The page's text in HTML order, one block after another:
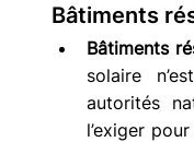
Bâtiments
Bâtiments
solaire
autorités
l’exiger